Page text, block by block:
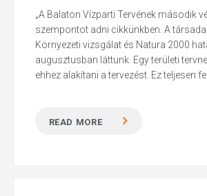
„A Balaton Vízparti Tervének második
szempontot adni cikkünkben. A
Környezeti vizsgálat és Natura 2000
augusztusban láttunk. Egy területi
ehhez alakítani a tervezést. Ez teljesen
READ MORE